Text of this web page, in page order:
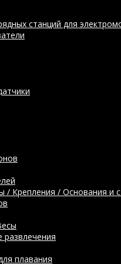
станций для
Крепления / Основания и
развлечения
плавания